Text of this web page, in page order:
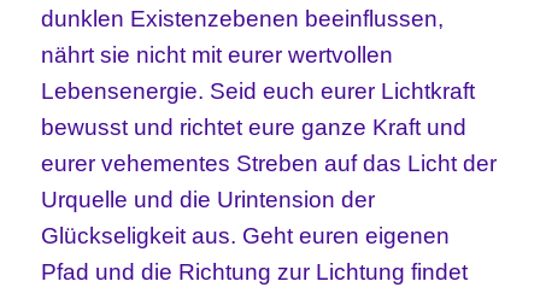
dunklen Existenzebenen beeinflussen,
nährt sie nicht mit eurer wertvollen
Lebensenergie. Seid euch eurer Lichtkraft
bewusst und richtet eure ganze Kraft und
eurer vehementes Streben auf das Licht der
Urquelle und die Urintension der
Glückseligkeit aus. Geht euren eigenen
Pfad und die Richtung zur Lichtung findet